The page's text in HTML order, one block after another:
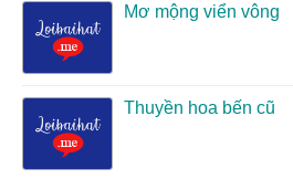
Mơ mộng viển vông
Thuyền hoa bến cũ